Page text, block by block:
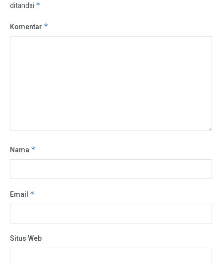
ditandai *
Komentar *
Nama *
Email *
Situs Web